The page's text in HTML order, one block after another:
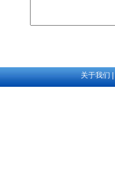
关于我们